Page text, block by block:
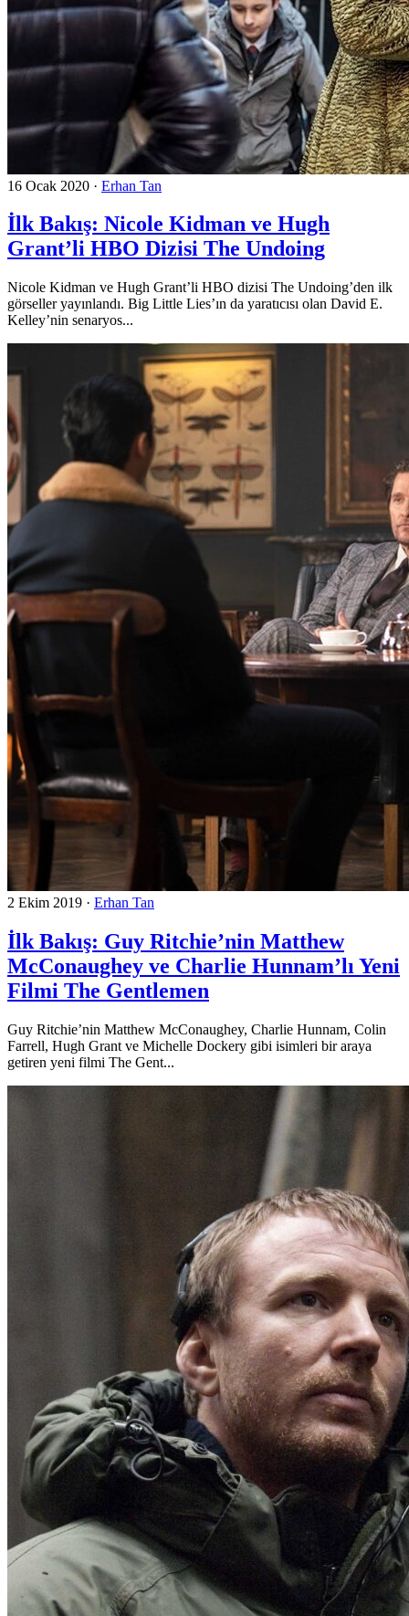
16 Ocak 2020 · Erhan Tan
İlk Bakış: Nicole Kidman ve Hugh
Grant’li HBO Dizisi The Undoing
Nicole Kidman ve Hugh Grant’li HBO dizisi The Undoing’den ilk
görseller yayınlandı. Big Little Lies’ın da yaratıcısı olan David E.
Kelley’nin senaryos...
2 Ekim 2019 · Erhan Tan
İlk Bakış: Guy Ritchie’nin Matthew
McConaughey ve Charlie Hunnam’lı Yeni
Filmi The Gentlemen
Guy Ritchie’nin Matthew McConaughey, Charlie Hunnam, Colin
Farrell, Hugh Grant ve Michelle Dockery gibi isimleri bir araya
getiren yeni filmi The Gent...